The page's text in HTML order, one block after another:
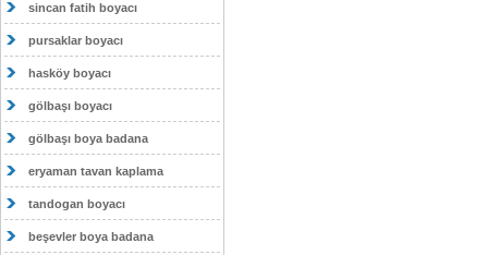
sincan fatih boyacı
pursaklar boyacı
hasköy boyacı
gölbaşı boyacı
gölbaşı boya badana
eryaman tavan kaplama
tandogan boyacı
beşevler boya badana